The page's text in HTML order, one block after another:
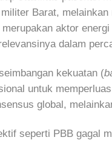
Barat,
aktor
dalam
kekuatan (
untuk
global,
seperti PBB gagal